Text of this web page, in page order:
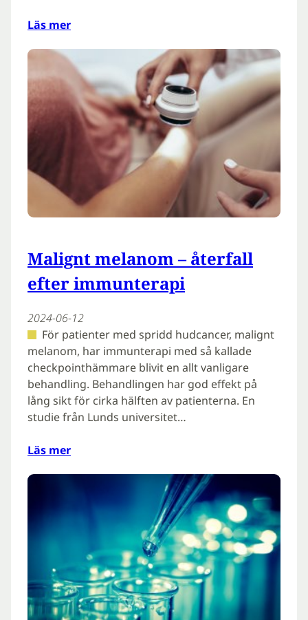
Läs mer
Malignt melanom – återfall
efter immunterapi
2024-06-12
För patienter med spridd hudcancer, malignt
melanom, har immunterapi med så kallade
checkpointhämmare blivit en allt vanligare
behandling. Behandlingen har god effekt på
lång sikt för cirka hälften av patienterna. En
studie från Lunds universitet…
Läs mer